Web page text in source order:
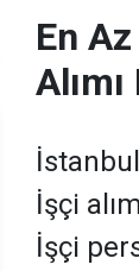
En
İşçi
İşçi